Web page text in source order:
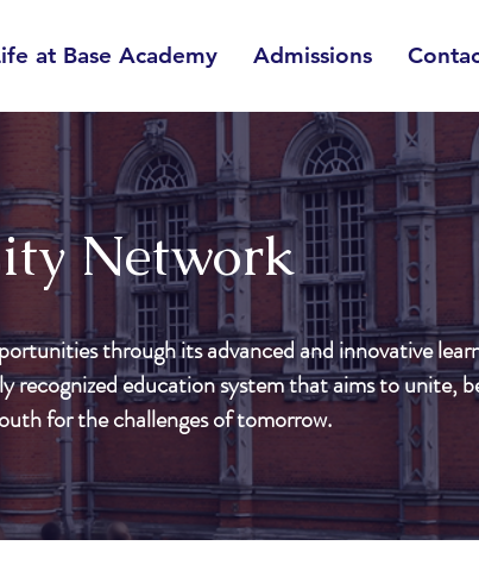
at Base Academy Admissions
Network
through its advanced and innovative
recognized education system that aims to unite,
for the challenges of tomorrow.